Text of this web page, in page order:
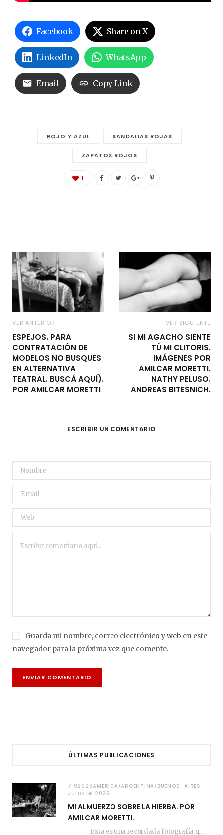
Facebook Share on X
LinkedIn WhatsApp
Email Copy Link
ROJO Y AZUL SANDALIAS ROJAS
ZAPATOS ROJOS
1
VER ANTERIOR
ESPEJOS. PARA
CONTRATACIÓN DE
MODELOS NO BUSQUES
EN ALTERNATIVA
TEATRAL. BUSCÁ AQUÍ).
POR AMILCAR MORETTI
VER SIGUIENTE
SI MI AGACHO SIENTE
TÚ MI CLITORIS.
IMÁGENES POR
AMILCAR MORETTI.
NATHY PELUSO.
ANDREAS BITESNICH.
ESCRIBIR UN COMENTARIO
Guarda mi nombre, correo electrónico y web en este
navegador para la próxima vez que comente.
ÚLTIMAS PUBLICACIONES
7 92023AMERICA/ARGENTINA/BUENOS_AIRES
JULIO DE 2026
MI ALMUERZO SOBRE LA HIERBA. POR
AMILCAR MORETTI.
Esta es una recordada fotografía que registré…